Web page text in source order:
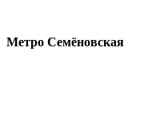
Метро Семёновская